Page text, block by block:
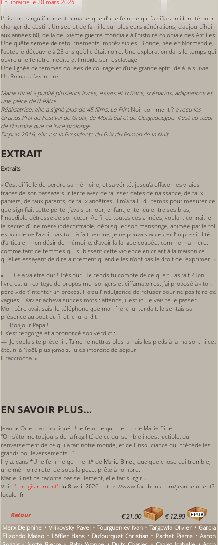
En librairie le 20 mars 2026
L’histoire singulièrement romanesque d’une femme qui falsifia son identité pour
changer de destin. Un secret de famille sur plusieurs générations, d’aujourd’hui
aux années 60, de la deuxième guerre mondiale à l’histoire coloniale des Antilles.
Une quête semée de retournements imprévisibles. Blonde, née en Normandie,
l’auteure découvre à 25 ans qu’elle était noire. Une exploration dans le temps qui
ouvre une fenêtre inédite et limpide sur l’esclavage.
Une lignée de femmes douées de courage et d’une grande aptitude à la survie.
Un Roman d’aventure...
Marie Binet a publié plusieurs livres, essais et fictions, scénarios, adaptations et
une pièce de théâtre.
Réalisatrice, elle a signé plus de 45 films. Le Film Noir comment ? a reçu les
Grands Prix du Festival de Groix, de Montréal et de Ouagadougou. Il est au cœur
de l’histoire que ce livre prolonge.
Depuis 2016, elle est la Présidente du Prix du Roman de la Nuit.
EXTRAIT
Extraits
« C’est difficile de perdre sa mémoire, et sa vérité, jusqu’à effacer les vraies
traces de son passage sur terre avec de fausses dates de naissance, de faux
papiers, de faux parents, de faux ancêtres. Il m’a fallu du temps pour mesurer ce
que signifiait cette perte. J’avais un jour, enfant, entendu entre ses bras,
l’inaudible détresse de son cœur. Au fil de toutes ces années, voulant connaître
le secret d’une mère indéchiffrable, débusquer son mensonge, animée par le fol
espoir de ne l’avoir pas tout à fait perdue, je ne pouvais accepter l’impossibilité
d’articuler mon désir de mémoire, d’avoir la langue coupée, comme ma mère,
comme tant de femmes qui subissent cette violence en criant à la maison ce
qu’elles essayent de dire autrement quand elles n’ont pas le droit de l’exprimer. »
« — Cela va être dur ! Très dur ! Te rends-tu compte de ce que tu as fait ? Ton
livre est un cortège de propos mensongers et diffamatoires. J’ai proposé à « ton
père » de t’intenter un procès. Il a eu l’indulgence de refuser pour ne pas faire de
vagues… Xavier acheva sur ces mots : attends, il est ici. Je vais te le passer.
Mon père avait saisi le téléphone que mon frère lui tendait. Je sentais sa
présence au bout du fil et je lui ai dit :
— Bonjour Papa !
Il s’est rengorgé et a prononcé son verdict :
— Je voulais te prévenir. Tu ne remettras plus jamais les pieds à la maison, ni cet
été, ni à Noël, plus jamais. Tu es interdite de séjour.
Il raccrocha. »
EN SAVOIR PLUS...
Jeanne Orient a chroniqué Une femme qui ment… de Marie Binet
"On s'étonne toujours de la fragilité de ce qui semble indestructible, du
renversement de ce qui a fait notre monde, et de l'insouciance qui précède les
grands bouleversements…"
Il y a, dans *Une femme qui ment* de Marie Binet, quelque chose qui tremble,
une mémoire retenue sous la peau, prête à rompre.
Marie Binet ne raconte pas seulement, elle fait surgir…
Voir l'enregistrement'du 8 avril 2026 : https://www.facebook.com/jeanne.orient?
locale=fr
Retour € 21.00 € 12.90
Merx Delphine • Vilikovsky Pavel • Tourgueniev Ivan • Targowla Olivier • Garcia
Elizondo Mateo • Löffler Hans • Dufourquet Christian • Pachet Pierre • Aaron